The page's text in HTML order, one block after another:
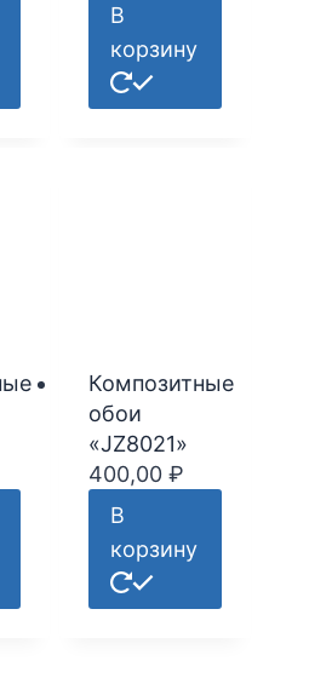
В
корзину
Композитные
обои
«JZ8021»
400,00 ₽
В
корзину